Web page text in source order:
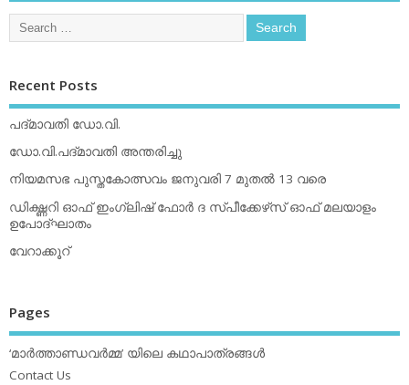
Recent Posts
പദ്മാവതി ഡോ.വി.
ഡോ.വി.പദ്മാവതി അന്തരിച്ചു
നിയമസഭ പുസ്തകോത്സവം ജനുവരി 7 മുതല്‍ 13 വരെ
ഡിക്ഷ്ണറി ഓഫ് ഇംഗ്ലിഷ് ഫോര്‍ ദ സ്പീക്കേഴ്‌സ് ഓഫ് മലയാളം
ഉപോദ്ഘാതം
വേറാക്കൂറ്
Pages
‘മാര്‍ത്താണ്ഡവര്‍മ്മ’ യിലെ കഥാപാത്രങ്ങള്‍
Contact Us